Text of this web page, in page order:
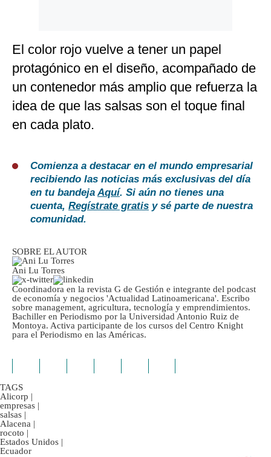
El color rojo vuelve a tener un papel
protagónico en el diseño, acompañado de
un contenedor más amplio que refuerza la
idea de que las salsas son el toque final
en cada plato.
Comienza a destacar en el mundo empresarial
recibiendo las noticias más exclusivas del día
en tu bandejaAquí. Si aún no tienes una
cuenta, Regístrate gratis y sé parte de nuestra
comunidad.
SOBRE EL AUTOR
Ani Lu Torres
Coordinadora en la revista G de Gestión e integrante del podcast
de economía y negocios 'Actualidad Latinoamericana'. Escribo
sobre management, agricultura, tecnología y emprendimientos.
Bachiller en Periodismo por la Universidad Antonio Ruiz de
Montoya. Activa participante de los cursos del Centro Knight
para el Periodismo en las Américas.
TAGS
Alicorp |
empresas |
salsas |
Alacena |
rocoto |
Estados Unidos |
Ecuador